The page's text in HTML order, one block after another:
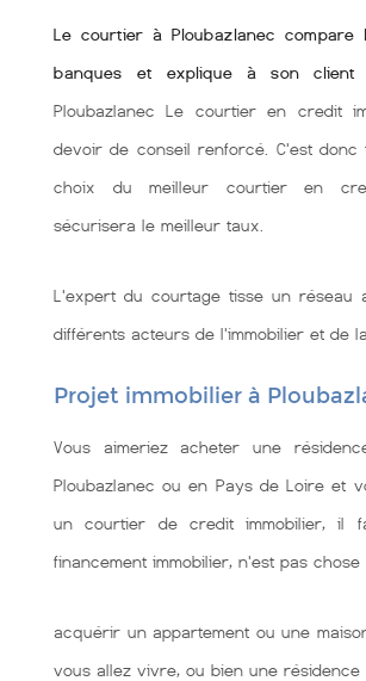
Le courtier à Ploubazlanec compare
banques et explique à son client
Ploubazlanec Le courtier en credit
devoir de conseil renforcé. C'est donc
choix du meilleur courtier en
sécurisera le meilleur taux.
L'expert du courtage tisse un réseau
différents acteurs de l'immobilier et de
Projet immobilier à
Vous aimeriez acheter une
Ploubazlanec ou en Pays de Loire et
un courtier de credit immobilier, il
financement immobilier, n'est pas chose
acquérir un appartement ou une
vous allez vivre, ou bien une résidence